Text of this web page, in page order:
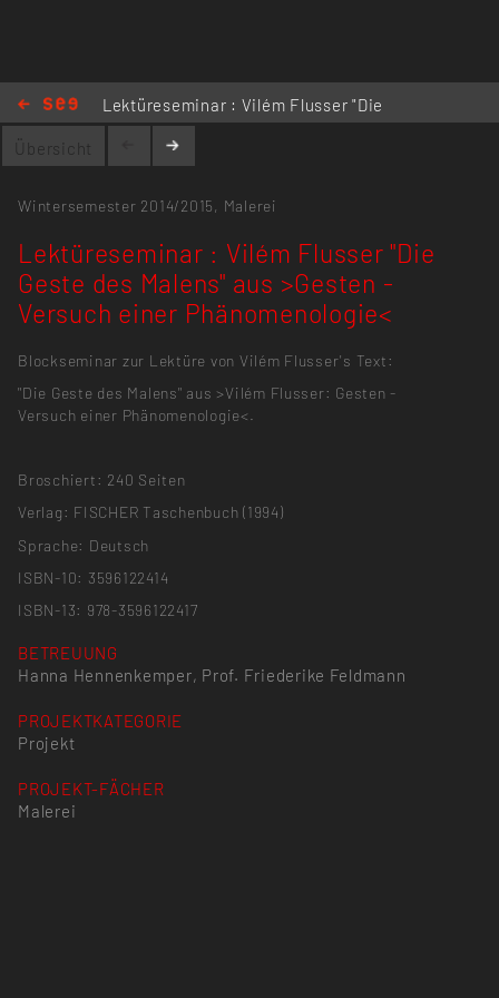
Lektüreseminar : Vilém Flusser "Die
Geste des Malens" aus >Gesten -
Versuch einer Phänomenologie<
Übersicht
Wintersemester 2014/2015, Malerei
Lektüreseminar : Vilém Flusser "Die
Geste des Malens" aus >Gesten -
Versuch einer Phänomenologie<
Blockseminar zur Lektüre von Vilém Flusser's Text:
"Die Geste des Malens" aus >Vilém Flusser: Gesten -
Versuch einer Phänomenologie<.
Broschiert: 240 Seiten
Verlag: FISCHER Taschenbuch (1994)
Sprache: Deutsch
ISBN-10: 3596122414
ISBN-13: 978-3596122417
BETREUUNG
Hanna Hennenkemper, Prof. Friederike Feldmann
PROJEKTKATEGORIE
Projekt
PROJEKT-FÄCHER
Malerei